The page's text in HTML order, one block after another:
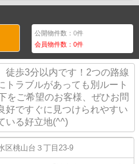
公開物件数：0件
会員物件数：0件
徒歩3分以内です！2つの路線
トラブルがあっても別ルート
をご希望のお客様、ぜひお問
好ですぐに見つけられやすい
いる好立地(^^)
区桃山台 ３丁目23-9